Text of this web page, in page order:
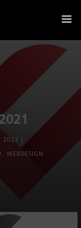
2021
,WEBDESIGN